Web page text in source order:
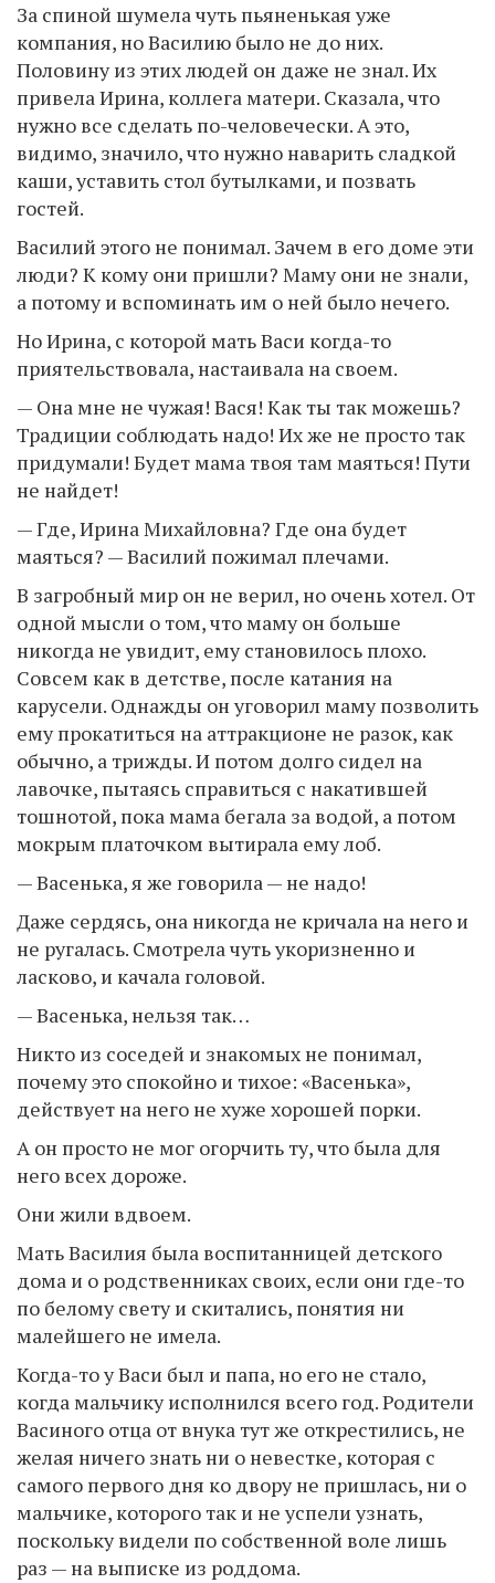
За спиной шумела чуть пьяненькая уже
компания, но Василию было не до них.
Половину из этих людей он даже не знал. Их
привела Ирина, коллега матери. Сказала, что
нужно все сделать по-человечески. А это,
видимо, значило, что нужно наварить сладкой
каши, уставить стол бутылками, и позвать
гостей.
Василий этого не понимал. Зачем в его доме эти
люди? К кому они пришли? Маму они не знали,
а потому и вспоминать им о ней было нечего.
Но Ирина, с которой мать Васи когда-то
приятельствовала, настаивала на своем.
— Она мне не чужая! Вася! Как ты так можешь?
Традиции соблюдать надо! Их же не просто так
придумали! Будет мама твоя там маяться! Пути
не найдет!
— Где, Ирина Михайловна? Где она будет
маяться? — Василий пожимал плечами.
В загробный мир он не верил, но очень хотел. От
одной мысли о том, что маму он больше
никогда не увидит, ему становилось плохо.
Совсем как в детстве, после катания на
карусели. Однажды он уговорил маму позволить
ему прокатиться на аттракционе не разок, как
обычно, а трижды. И потом долго сидел на
лавочке, пытаясь справиться с накатившей
тошнотой, пока мама бегала за водой, а потом
мокрым платочком вытирала ему лоб.
— Васенька, я же говорила — не надо!
Даже сердясь, она никогда не кричала на него и
не ругалась. Смотрела чуть укоризненно и
ласково, и качала головой.
— Васенька, нельзя так…
Никто из соседей и знакомых не понимал,
почему это спокойно и тихое: «Васенька»,
действует на него не хуже хорошей порки.
А он просто не мог огорчить ту, что была для
него всех дороже.
Они жили вдвоем.
Мать Василия была воспитанницей детского
дома и о родственниках своих, если они где-то
по белому свету и скитались, понятия ни
малейшего не имела.
Когда-то у Васи был и папа, но его не стало,
когда мальчику исполнился всего год. Родители
Васиного отца от внука тут же открестились, не
желая ничего знать ни о невестке, которая с
самого первого дня ко двору не пришлась, ни о
мальчике, которого так и не успели узнать,
поскольку видели по собственной воле лишь
раз — на выписке из роддома.